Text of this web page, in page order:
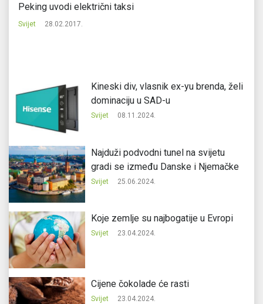
Peking uvodi električni taksi
Svijet 28.02.2017.
Kineski div, vlasnik ex-yu brenda, želi
dominaciju u SAD-u
Svijet 08.11.2024.
Najduži podvodni tunel na svijetu
gradi se između Danske i Njemačke
Svijet 25.06.2024.
Koje zemlje su najbogatije u Evropi
Svijet 23.04.2024.
Cijene čokolade će rasti
Svijet 23.04.2024.